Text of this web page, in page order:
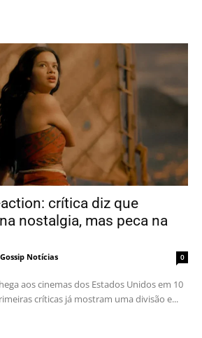
crítica diz que
nostalgia, mas peca na
Notícias 0
aos cinemas dos Estados Unidos em 10
críticas já mostram uma divisão e...